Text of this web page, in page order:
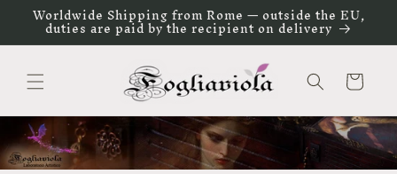
direttamente
ai contenuti
Worldwide Shipping from Rome — outside the EU,
duties are paid by the recipient on delivery
Carrello